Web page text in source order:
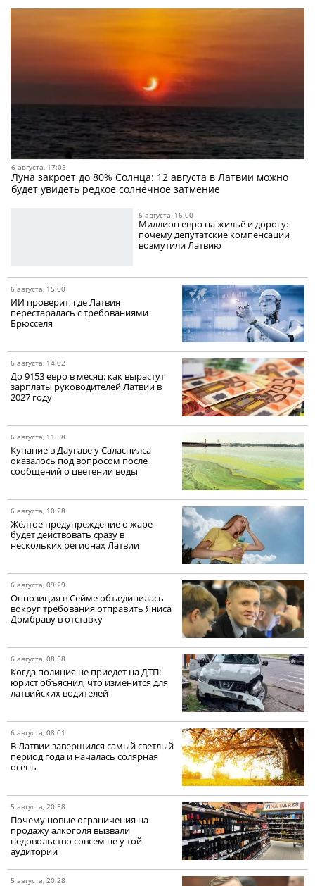
6 августа, 17:05
Луна закроет до 80% Солнца: 12 августа в Латвии можно
будет увидеть редкое солнечное затмение
6 августа, 16:00
Миллион евро на жильё и дорогу:
почему депутатские компенсации
возмутили Латвию
6 августа, 15:00
ИИ проверит, где Латвия
перестаралась с требованиями
Брюсселя
6 августа, 14:02
До 9153 евро в месяц: как вырастут
зарплаты руководителей Латвии в
2027 году
6 августа, 11:58
Купание в Даугаве у Саласпилса
оказалось под вопросом после
сообщений о цветении воды
6 августа, 10:28
Жёлтое предупреждение о жаре
будет действовать сразу в
нескольких регионах Латвии
6 августа, 09:29
Оппозиция в Сейме объединилась
вокруг требования отправить Яниса
Домбраву в отставку
6 августа, 08:58
Когда полиция не приедет на ДТП:
юрист объяснил, что изменится для
латвийских водителей
6 августа, 08:01
В Латвии завершился самый светлый
период года и началась солярная
осень
5 августа, 20:58
Почему новые ограничения на
продажу алкоголя вызвали
недовольство совсем не у той
аудитории
5 августа, 20:28